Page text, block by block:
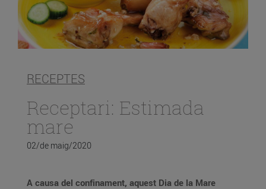
RECEPTES
Receptari: Estimada
mare
02/de maig/2020
A causa del confinament, aquest Dia de la Mare